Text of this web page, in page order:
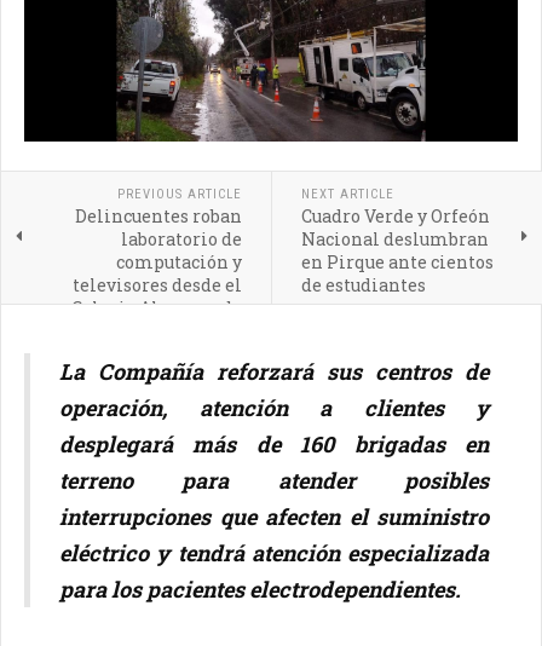
PREVIOUS ARTICLE
Delincuentes roban
laboratorio de
computación y
televisores desde el
Colegio Almenar de
NEXT ARTICLE
Cuadro Verde y Orfeón
Nacional deslumbran
en Pirque ante cientos
de estudiantes
La Compañía reforzará sus centros de
operación, atención a clientes y
desplegará más de 160 brigadas en
terreno para atender posibles
interrupciones que afecten el suministro
eléctrico y tendrá atención especializada
para los pacientes electrodependientes.